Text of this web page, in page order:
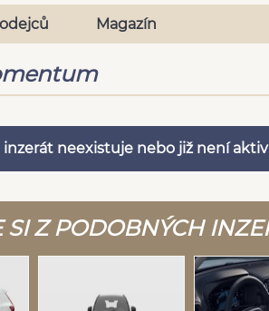
Magazín
inzerát neexistuje nebo již není
SI Z PODOBNÝCH